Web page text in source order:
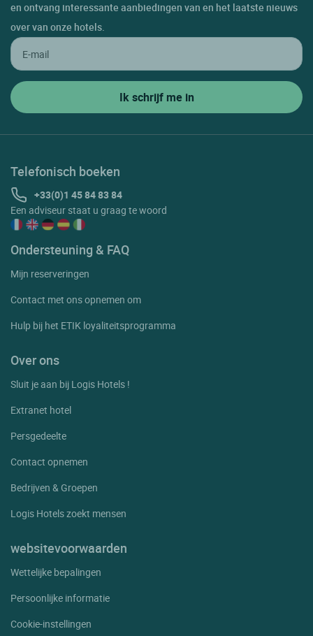
en ontvang interessante aanbiedingen van en het laatste nieuws
over van onze hotels.
Telefonisch boeken
+33(0)1 45 84 83 84
Een adviseur staat u graag te woord
Ondersteuning & FAQ
Mijn reserveringen
Contact met ons opnemen om
Hulp bij het ETIK loyaliteitsprogramma
Over ons
Sluit je aan bij Logis Hotels !
Extranet hotel
Persgedeelte
Contact opnemen
Bedrijven & Groepen
Logis Hotels zoekt mensen
websitevoorwaarden
Wettelijke bepalingen
Persoonlijke informatie
Cookie-instellingen